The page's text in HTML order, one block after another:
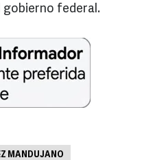
gobierno federal.
MANDUJANO